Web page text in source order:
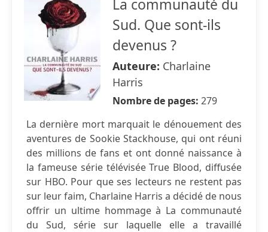
La communauté du
Sud. Que sont-ils
devenus ?
Auteure: Charlaine
Harris
Nombre de pages: 279
La dernière mort marquait le dénouement des
aventures de Sookie Stackhouse, qui ont réuni
des millions de fans et ont donné naissance à
la fameuse série télévisée True Blood, diffusée
sur HBO. Pour que ses lecteurs ne restent pas
sur leur faim, Charlaine Harris a décidé de nous
offrir un ultime hommage à La communauté
du Sud, série sur laquelle elle a travaillé